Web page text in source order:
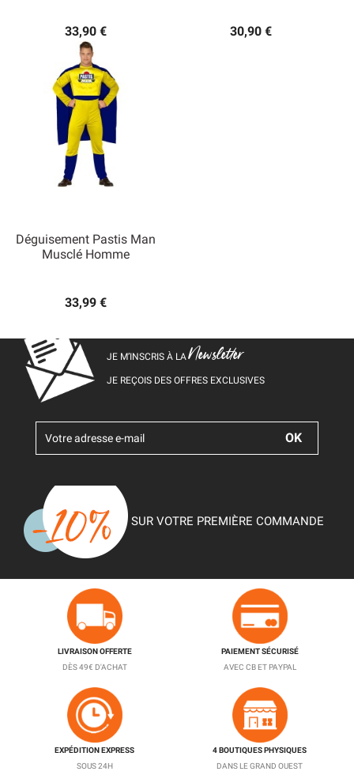
33,90 € 30,90 €
Déguisement Pastis Man
Musclé Homme
33,99 €
JE M’INSCRIS À LANewsletter
JE REÇOIS DES OFFRES EXCLUSIVES
SUR VOTRE PREMIÈRE COMMANDE
LIVRAISON OFFERTE
DÈS 49€ D'ACHAT
PAIEMENT SÉCURISÉ
AVEC CB ET PAYPAL
EXPÉDITION EXPRESS
SOUS 24H
4 BOUTIQUES PHYSIQUES
DANS LE GRAND OUEST